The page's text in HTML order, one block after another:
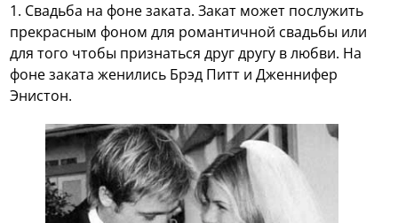
1. Свадьба на фоне заката. Закат может послужить
прекрасным фоном для романтичной свадьбы или
для того чтобы признаться друг другу в любви. На
фоне заката женились Брэд Питт и Дженнифер
Энистон.